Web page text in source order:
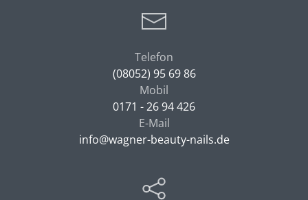
Telefon
(08052) 95 69 86
Mobil
0171 - 26 94 426
E-Mail
info@wagner-beauty-nails.de